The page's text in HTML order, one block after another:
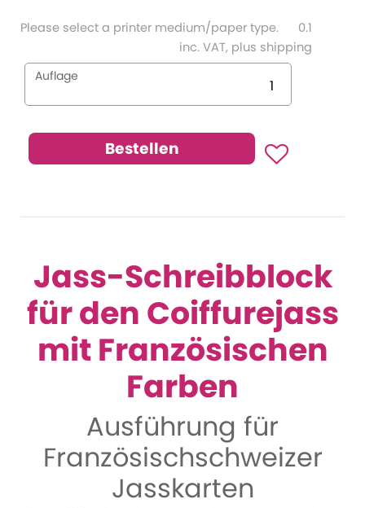
Please select a printer medium/paper type.
0.1
inc. VAT, plus shipping
Auflage
Jass-Schreibblock
für den Coiffurejass
mit Französischen
Farben
Ausführung für
Französischschweizer
Jasskarten